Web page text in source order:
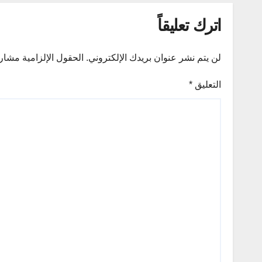
اترك تعليقاً
لن يتم نشر عنوان بريدك الإلكتروني. الحقول الإلزامية مشار
التعليق *